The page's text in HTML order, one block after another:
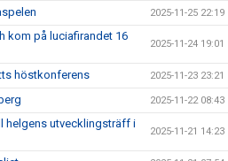
2025-11-25 22:19
kom på luciafirandet 16
2025-11-24 19:01
höstkonferens 2025-11-23 23:21
2025-11-22 08:43
helgens utvecklingsträff i
2025-11-21 14:23